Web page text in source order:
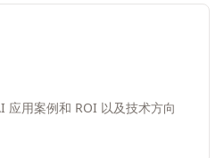
应用案例和 ROI 以及技术方向